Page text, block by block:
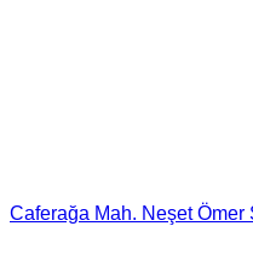
Caferağa Mah. Neşet Ömer